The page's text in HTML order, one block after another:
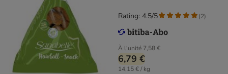
À l'unité 7,58 €
6,79 €
14,15 € / kg
Rating: 4.5/5 (2)